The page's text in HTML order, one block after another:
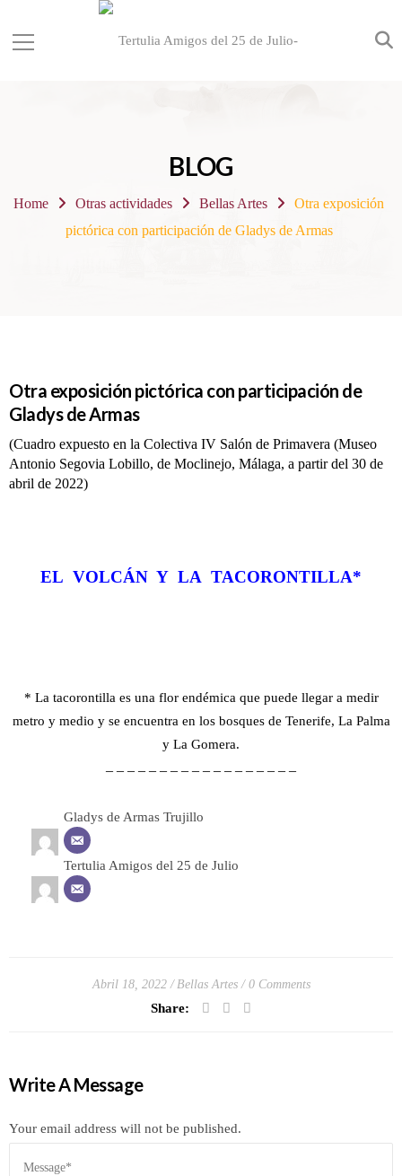
BLOG
Home Otras actividades Bellas Artes
Otra exposición
pictórica con participación de Gladys de Armas
Otra exposición pictórica con participación de
Gladys de Armas
(Cuadro expuesto en la Colectiva IV Salón de Primavera (Museo
Antonio Segovia Lobillo, de Moclinejo, Málaga, a partir del 30 de
abril de 2022)
EL VOLCÁN Y LA TACORONTILLA*
* La tacorontilla es una flor endémica que puede llegar a medir
metro y medio y se encuentra en los bosques de Tenerife, La Palma
y La Gomera.
– – – – – – – – – – – – – – – – – –
Gladys de Armas Trujillo
Tertulia Amigos del 25 de Julio
Abril 18, 2022 Bellas Artes 0 Comments
Share:
Write A Message
Your email address will not be published.